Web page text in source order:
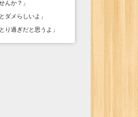
んか？ 」
ダメらしいよ 」
り過ぎだと思うよ 」